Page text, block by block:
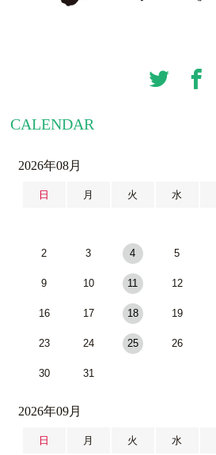
CALENDAR
2026年08月
日 月 火 水
2 3 4 5
9 10 11 12
16 17 18 19
23 24 25 26
30 31
2026年09月
日 月 火 水